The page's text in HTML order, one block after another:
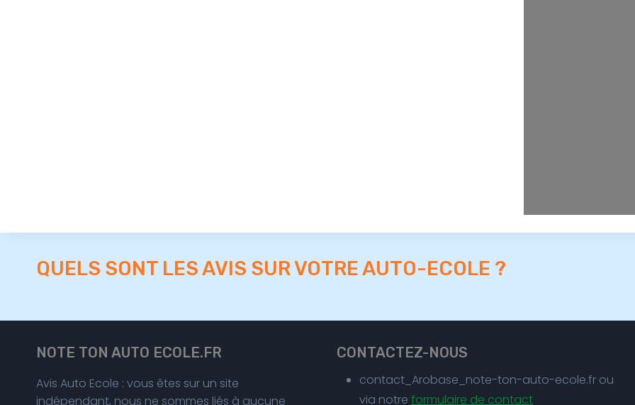
QUELS SONT LES AVIS SUR VOTRE AUTO-ECOLE ?
NOTE TON AUTO ECOLE.FR
Avis Auto Ecole : vous êtes sur un site
indépendant, nous ne sommes liés à aucune
CONTACTEZ-NOUS
contact_Arobase_note-ton-auto-ecole.fr ou
via notre formulaire de contact